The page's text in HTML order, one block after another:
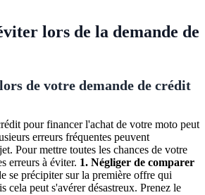
lors de la demande de
de votre demande de crédit
pour financer l'achat de votre moto peut
erreurs fréquentes peuvent
Pour mettre toutes les chances de votre
erreurs à éviter. 1. Négliger de comparer
se précipiter sur la première offre qui
cela peut s'avérer désastreux. Prenez le